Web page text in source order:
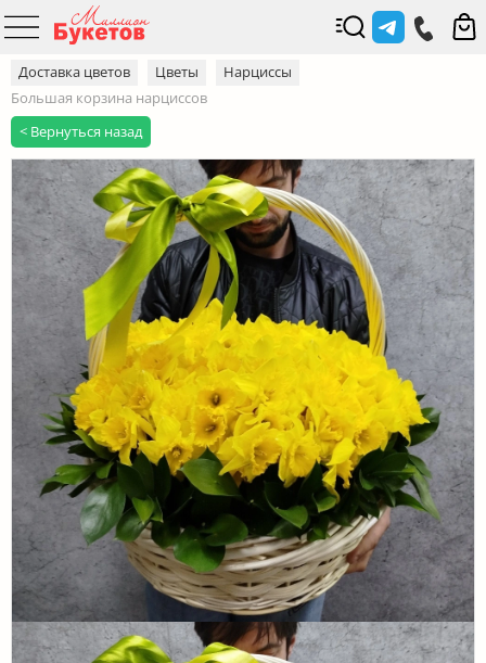
Доставка цветов Цветы
Нарциссы
Большая корзина нарциссов
< Вернуться назад